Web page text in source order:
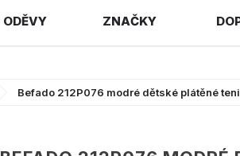
ODĚVY ZNAČKY
Befado 212P076 modré dětské plátěné